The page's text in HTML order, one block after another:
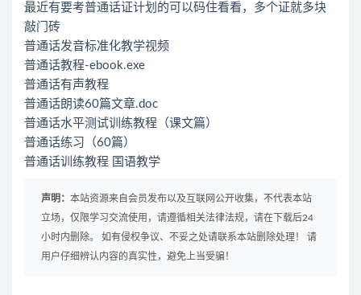
最近有要考普通话证计划的可以码住看看，多个证就多块
敲门砖
普通话发音标准化教学视频
普通话教程-ebook.exe
普通话有声教程
普通话朗读60篇文章.doc
普通话水平测试训练教程（课文篇）
普通话练习（60篇）
普通话训练教程 国语教学
声明： 本站资源来自会员发布以及互联网公开收集，不代表本站
立场，仅限学习交流使用，请遵循相关法律法规，请在下载后24
小时内删除。 如有侵权争议、不妥之处请联系本站删除处理！ 请
用户仔细辨认内容的真实性，避免上当受骗！